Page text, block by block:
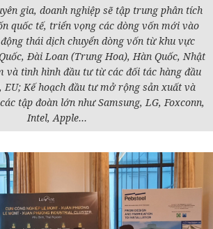
gia, doanh nghiệp sẽ tập trung phân tích
quốc tế, triển vọng các dòng vốn mới vào
thái dịch chuyển dòng vốn từ khu vực
Đài Loan (Trung Hoa), Hàn Quốc, Nhật
và tình hình đầu tư từ các đối tác hàng đầu
EU; Kế hoạch đầu tư mở rộng sản xuất và
tập đoàn lớn như Samsung, LG, Foxconn,
Intel, Apple…